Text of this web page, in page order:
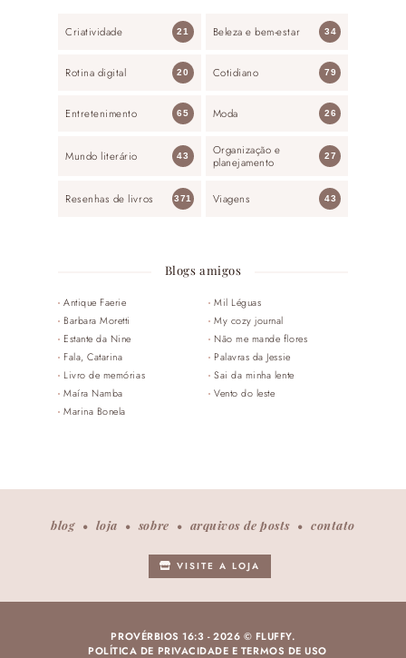
Criatividade 21 Beleza e bem-estar 34
Rotina digital 20 Cotidiano 79
Entretenimento 65 Moda 26
Mundo literário 43
Organização e
planejamento
27
Resenhas de livros 371 Viagens 43
Blogs amigos
Antique Faerie
Barbara Moretti
Estante da Nine
Fala, Catarina
Livro de memórias
Maíra Namba
Marina Bonela
Mil Léguas
My cozy journal
Não me mande flores
Palavras da Jessie
Sai da minha lente
Vento do leste
blog loja sobre arquivos de posts contato
VISITE A LOJA
PROVÉRBIOS 16:3 -2026 © FLUFFY.
POLÍTICA DE PRIVACIDADE E TERMOS DE USO